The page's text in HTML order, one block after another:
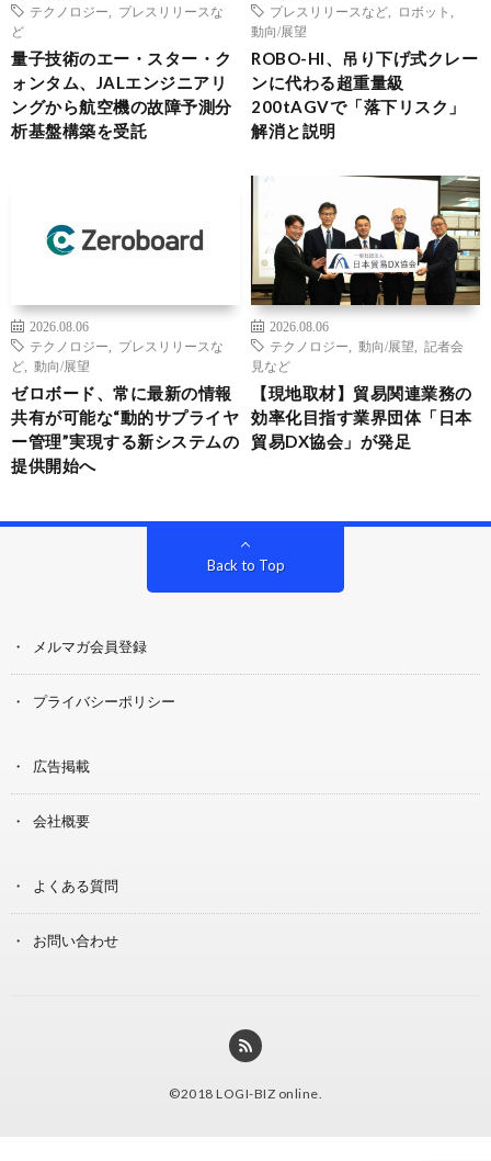
テクノロジー
プレスリリースな
ど
量子技術のエー・スター・ク
ォンタム、JALエンジニアリ
ングから航空機の故障予測分
析基盤構築を受託
プレスリリースなど
ロボット
動向/展望
ROBO-HI、吊り下げ式クレー
ンに代わる超重量級
200tAGVで「落下リスク」
解消と説明
2026.08.06
テクノロジー
プレスリリースな
ど
動向/展望
ゼロボード、常に最新の情報
共有が可能な“動的サプライヤ
ー管理”実現する新システムの
提供開始へ
2026.08.06
テクノロジー
動向/展望
記者会
見など
【現地取材】貿易関連業務の
効率化目指す業界団体「日本
貿易DX協会」が発足
Back to Top
メルマガ会員登録
プライバシーポリシー
広告掲載
会社概要
よくある質問
お問い合わせ
©2018 LOGI-BIZ online